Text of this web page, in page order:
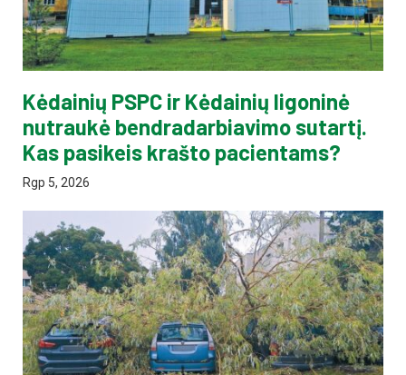
Kėdainių PSPC ir Kėdainių ligoninė
nutraukė bendradarbiavimo sutartį.
Kas pasikeis krašto pacientams?
Rgp 5, 2026